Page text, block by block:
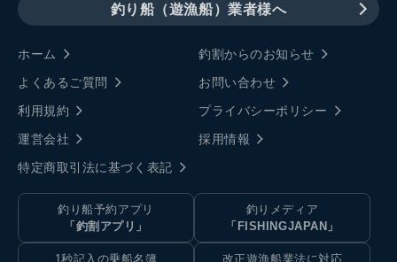
釣り船（遊漁船）業者様へ
ホーム
釣割からのお知らせ
よくあるご質問
お問い合わせ
利用規約
プライバシーポリシー
運営会社
採用情報
特定商取引法に基づく表記
釣り船予約アプリ
「釣割アプリ」
釣りメディア
「FISHINGJAPAN」
1秒記入の乗船名簿
改正遊漁船業法に対応